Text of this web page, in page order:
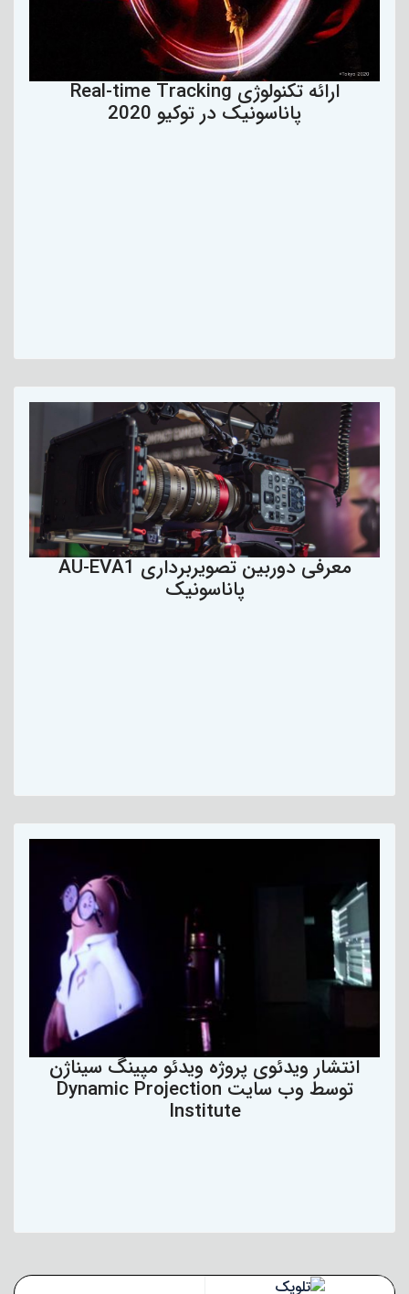
ارائه تکنولوژی Real-time Tracking
پاناسونیک در توکیو 2020
معرفی دوربین تصویربرداری AU-EVA1
پاناسونیک
انتشار ویدئوی پروژه ویدئو مپینگ سیناژن
توسط وب سایت Dynamic Projection
Institute